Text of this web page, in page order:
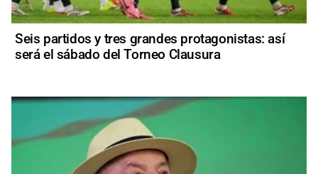
Seis partidos y tres grandes protagonistas: así
será el sábado del Torneo Clausura